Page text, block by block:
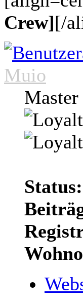
Crew][/
Muio
Master
Status: